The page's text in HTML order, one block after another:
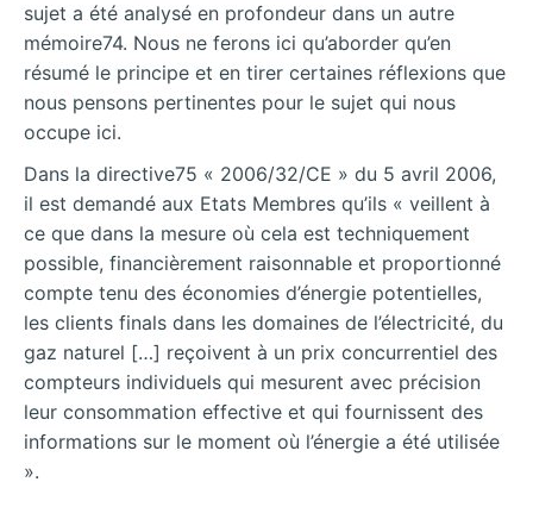
sujet a été analysé en profondeur dans un autre
mémoire74. Nous ne ferons ici qu’aborder qu’en
résumé le principe et en tirer certaines réflexions que
nous pensons pertinentes pour le sujet qui nous
occupe ici.
Dans la directive75 « 2006/32/CE » du 5 avril 2006,
il est demandé aux Etats Membres qu’ils « veillent à
ce que dans la mesure où cela est techniquement
possible, financièrement raisonnable et proportionné
compte tenu des économies d’énergie potentielles,
les clients finals dans les domaines de l’électricité, du
gaz naturel […] reçoivent à un prix concurrentiel des
compteurs individuels qui mesurent avec précision
leur consommation effective et qui fournissent des
informations sur le moment où l’énergie a été utilisée
».